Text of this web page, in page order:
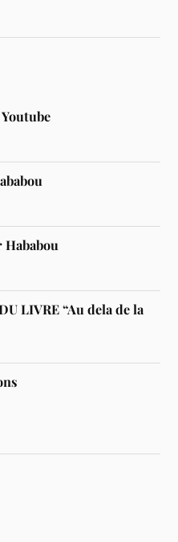
Hababou
LIVRE “Au dela de la